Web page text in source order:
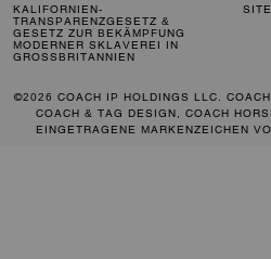
KALIFORNIEN-
TRANSPARENZGESETZ &
GESETZ ZUR BEKÄMPFUNG
MODERNER SKLAVEREI IN
GROSSBRITANNIEN
©2026 COACH IP HOLDINGS LLC.
COACH & TAG DESIGN, COACH
EINGETRAGENE MARKENZEICHEN